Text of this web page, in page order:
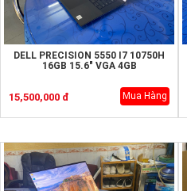
DELL PRECISION 5550 I7 10750H
16GB 15.6" VGA 4GB
15,500,000 đ Mua Hàng